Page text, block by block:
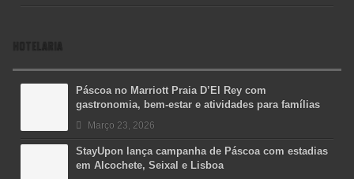
HOTELARIA
Páscoa no Marriott Praia D’El Rey com
gastronomia, bem-estar e atividades para famílias
Março 23, 2026
StayUpon lança campanha de Páscoa com estadias
em Alcochete, Seixal e Lisboa